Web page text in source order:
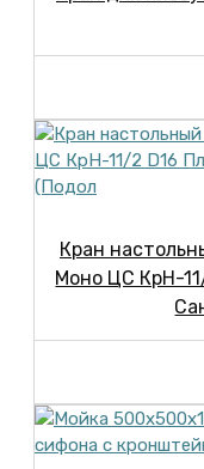
Кран
Моно ЦС КрН-